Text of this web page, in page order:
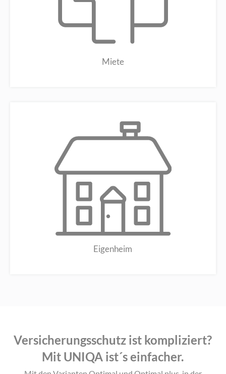
Miete
Eigenheim
Versicherungsschutz ist kompliziert?
Mit UNIQA ist´s einfacher.